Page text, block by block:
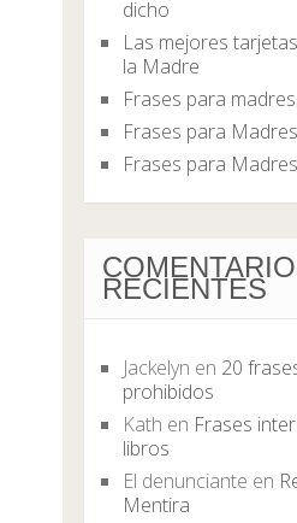
dicho
Las mejores
la Madre
Frases para
Frases para Madres
Frases para
RECIENTES
Jackelyn en 20
prohibidos
Kath en Frases
libros
El denunciante en
Mentira